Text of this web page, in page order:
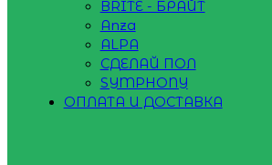
BRITE - БРАЙТ
Anza
ALPA
СДЕЛАЙ ПОЛ
SYMPHONY
ОПЛАТА И ДОСТАВКА